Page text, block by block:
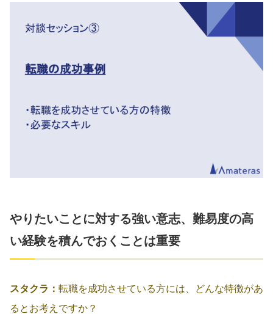
やりたいことに対する強い意志、難易度の高
い経験を積んでおくことは重要
スタクラ： 転職を成功させている方には、どんな特徴があ
るとお考えですか？